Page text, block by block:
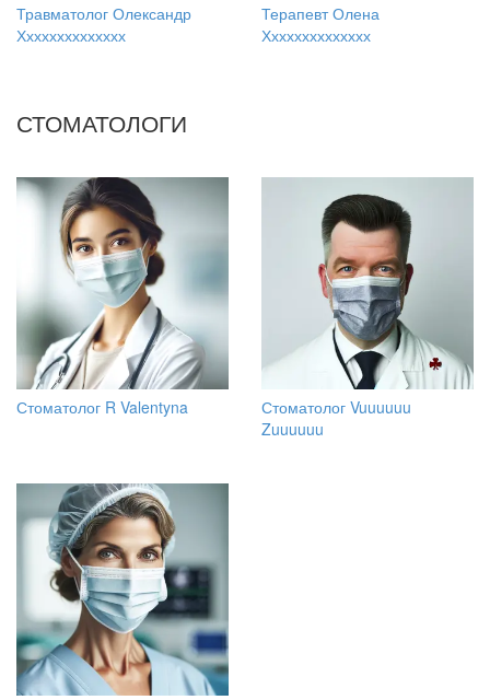
Травматолог Олександр
Хххххххххххххх
Терапевт Олена
Хххххххххххххх
СТОМАТОЛОГИ
Стоматолог R Valentyna
Стоматолог Vuuuuuu
Zuuuuuu